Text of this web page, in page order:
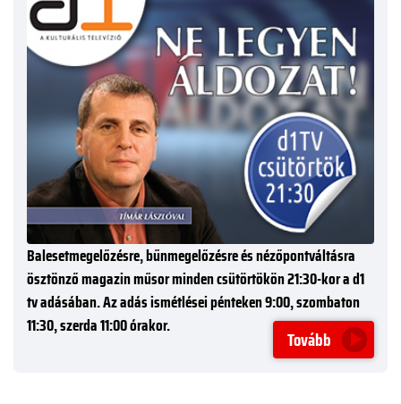
Balesetmegelőzésre, bűnmegelőzésre és nézőpontváltásra
ösztönző magazin műsor minden csütörtökön 21:30-kor a d1
tv adásában. Az adás ismétlései pénteken 9:00, szombaton
11:30, szerda 11:00 órakor.
Tovább